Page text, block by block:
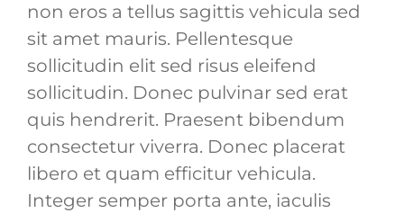
non eros a tellus sagittis vehicula sed
sit amet mauris. Pellentesque
sollicitudin elit sed risus eleifend
sollicitudin. Donec pulvinar sed erat
quis hendrerit. Praesent bibendum
consectetur viverra. Donec placerat
libero et quam efficitur vehicula.
Integer semper porta ante, iaculis